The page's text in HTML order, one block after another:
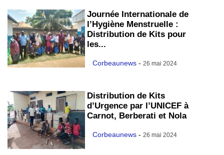
Journée Internationale de
l’Hygiène Menstruelle :
Distribution de Kits pour
les...
Corbeaunews - 26 mai 2024
Distribution de Kits
d’Urgence par l’UNICEF à
Carnot, Berberati et Nola
Corbeaunews - 26 mai 2024